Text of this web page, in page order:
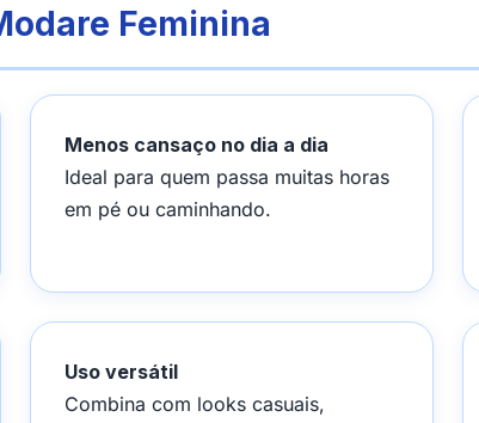
Feminina
Menos cansaço no dia a dia
Ideal para quem passa muitas horas
em pé ou caminhando.
Uso versátil
Combina com looks casuais,